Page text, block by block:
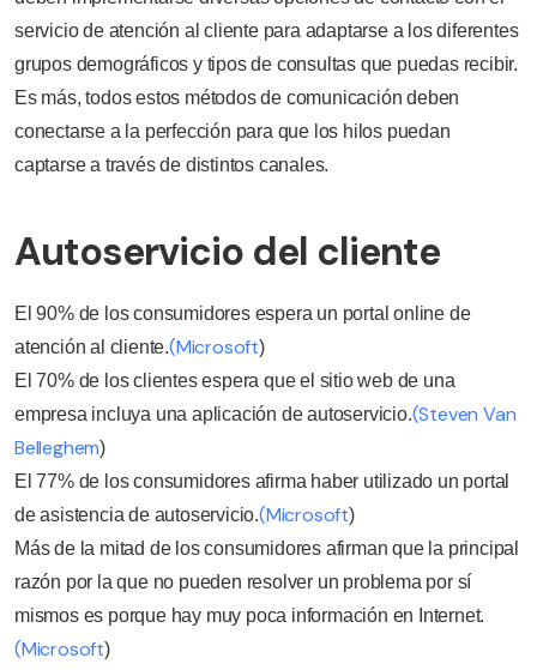
servicio de atención al cliente para adaptarse a los diferentes
grupos demográficos y tipos de consultas que puedas recibir.
Es más, todos estos métodos de comunicación deben
conectarse a la perfección para que los hilos puedan
captarse a través de distintos canales.
Autoservicio del cliente
El 90% de los consumidores espera un portal online de
atención al cliente.(Microsoft)
El 70% de los clientes espera que el sitio web de una
empresa incluya una aplicación de autoservicio.(Steven Van
Belleghem)
El 77% de los consumidores afirma haber utilizado un portal
de asistencia de autoservicio.(Microsoft)
Más de la mitad de los consumidores afirman que la principal
razón por la que no pueden resolver un problema por sí
mismos es porque hay muy poca información en Internet.
(Microsoft)